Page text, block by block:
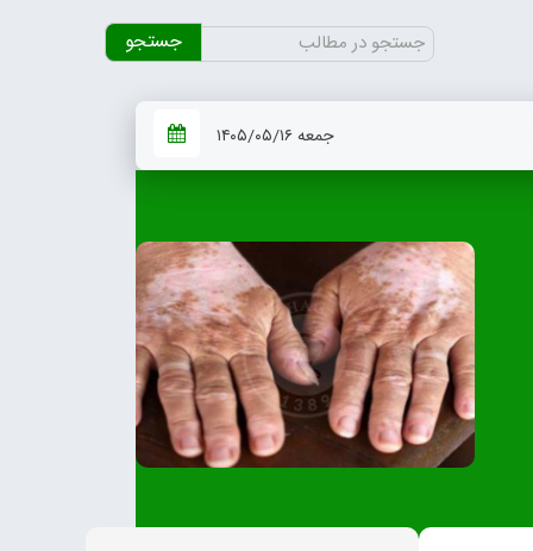
جستجو
برای:
جمعه ۱۴۰۵/۰۵/۱۶